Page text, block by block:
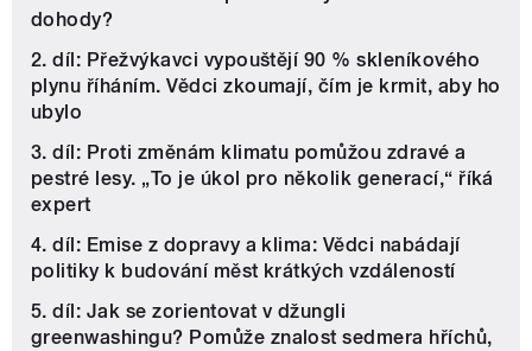
dohody?
2. díl: Přežvýkavci vypouštějí 90 % skleníkového
plynu říháním. Vědci zkoumají, čím je krmit, aby ho
ubylo
3. díl: Proti změnám klimatu pomůžou zdravé a
pestré lesy. „To je úkol pro několik generací,“ říká
expert
4. díl: Emise z dopravy a klima: Vědci nabádají
politiky k budování měst krátkých vzdáleností
5. díl: Jak se zorientovat v džungli
greenwashingu? Pomůže znalost sedmera hříchů,